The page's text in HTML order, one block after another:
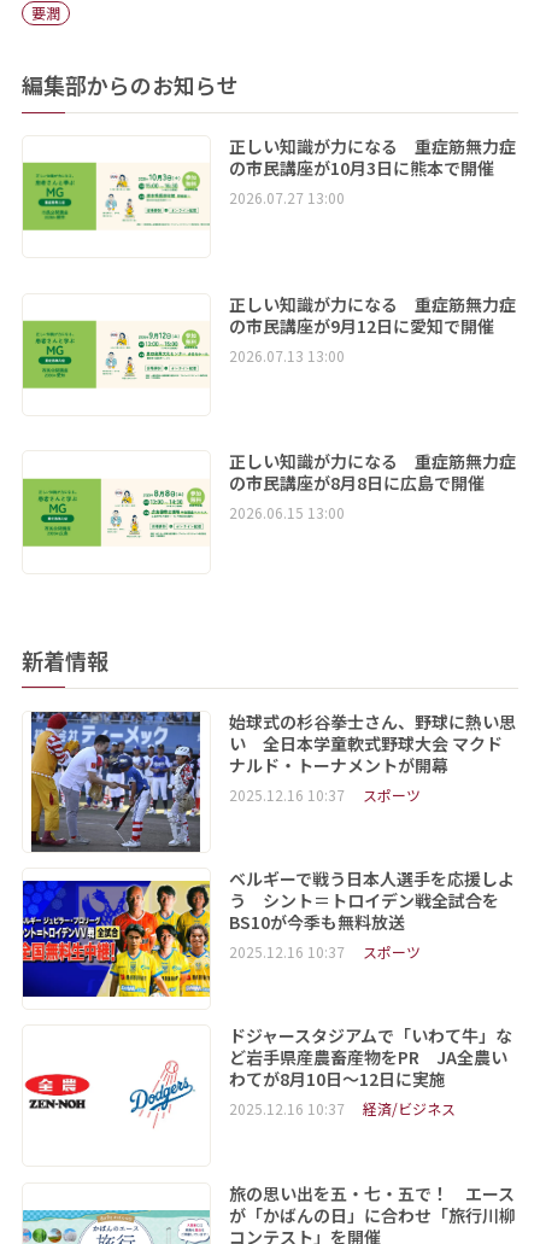
要潤
編集部からのお知らせ
正しい知識が力になる 重症筋無力症
の市民講座が10月3日に熊本で開催
2026.07.27 13:00
正しい知識が力になる 重症筋無力症
の市民講座が9月12日に愛知で開催
2026.07.13 13:00
正しい知識が力になる 重症筋無力症
の市民講座が8月8日に広島で開催
2026.06.15 13:00
新着情報
始球式の杉谷拳士さん、野球に熱い思
い 全日本学童軟式野球大会 マクド
ナルド・トーナメントが開幕
2025.12.16 10:37 スポーツ
ベルギーで戦う日本人選手を応援しよ
う シント＝トロイデン戦全試合を
BS10が今季も無料放送
2025.12.16 10:37 スポーツ
ドジャースタジアムで「いわて牛」な
ど岩手県産農畜産物をPR JA全農い
わてが8月10日～12日に実施
2025.12.16 10:37 経済/ビジネス
旅の思い出を五・七・五で！ エース
が「かばんの日」に合わせ「旅行川柳
コンテスト」を開催